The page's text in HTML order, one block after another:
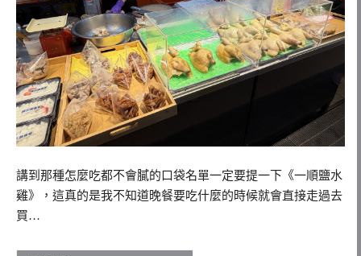
講到那種怎麼吃都不會膩的口袋名單一定要提一下《一順鹽水
雞》，這真的是我不知道晚餐要吃什麼的時候就會直接走過去
買…